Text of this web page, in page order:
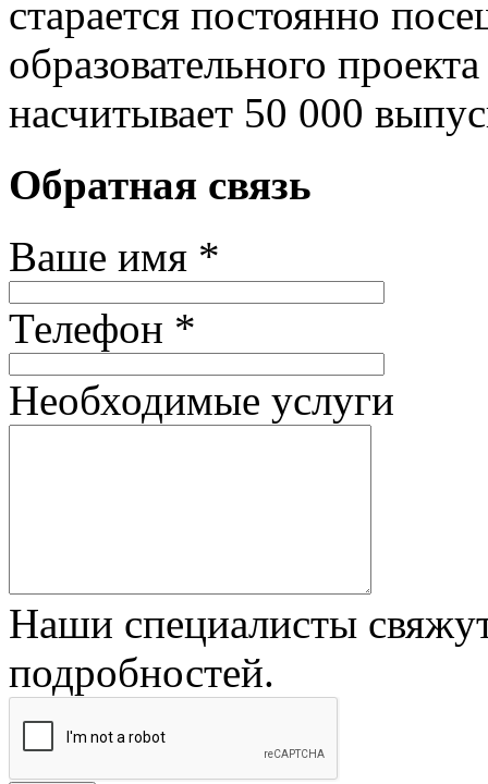
старается постоянно
образовательного
насчитывает 50 000
Обратная связь
Ваше имя *
Телефон *
Необходимые услуги
Наши специалисты
подробностей.